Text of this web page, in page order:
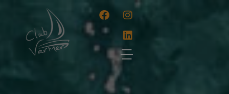
Panneau de gestion des cookies